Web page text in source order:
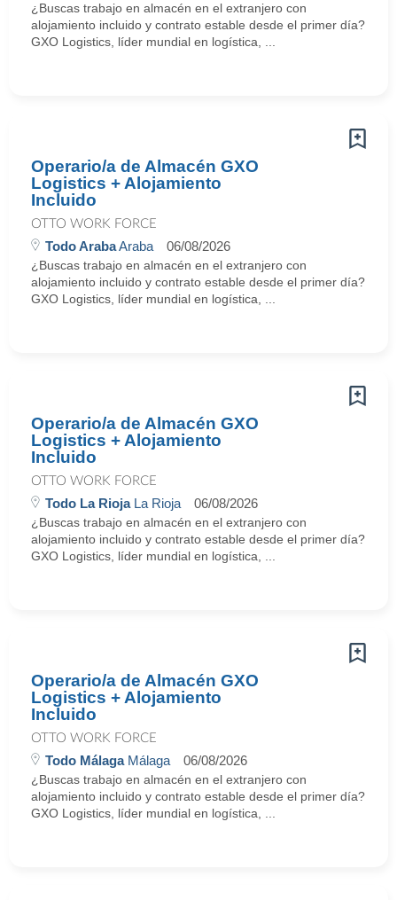
¿Buscas trabajo en almacén en el extranjero con
alojamiento incluido y contrato estable desde el primer día?
GXO Logistics, líder mundial en logística, ...
Operario/a de Almacén GXO
Logistics + Alojamiento
Incluido
OTTO WORK FORCE
Todo ArabaAraba 06/08/2026
¿Buscas trabajo en almacén en el extranjero con
alojamiento incluido y contrato estable desde el primer día?
GXO Logistics, líder mundial en logística, ...
Operario/a de Almacén GXO
Logistics + Alojamiento
Incluido
OTTO WORK FORCE
Todo La RiojaLa Rioja 06/08/2026
¿Buscas trabajo en almacén en el extranjero con
alojamiento incluido y contrato estable desde el primer día?
GXO Logistics, líder mundial en logística, ...
Operario/a de Almacén GXO
Logistics + Alojamiento
Incluido
OTTO WORK FORCE
Todo MálagaMálaga 06/08/2026
¿Buscas trabajo en almacén en el extranjero con
alojamiento incluido y contrato estable desde el primer día?
GXO Logistics, líder mundial en logística, ...